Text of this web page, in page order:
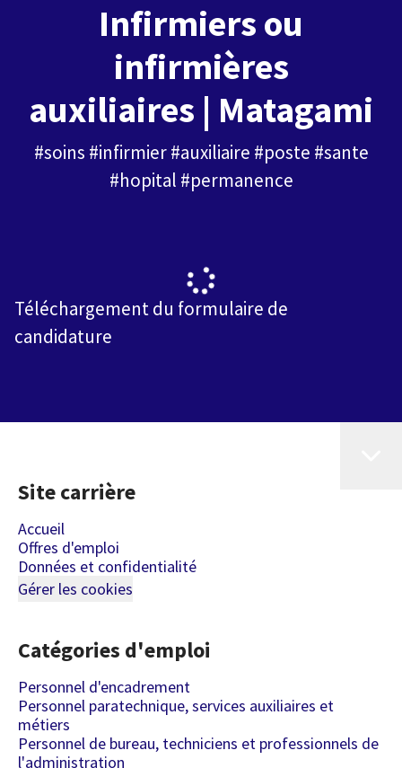
Infirmiers ou
infirmières
auxiliaires | Matagami
#soins #infirmier #auxiliaire #poste #sante
#hopital #permanence
Téléchargement du formulaire de
candidature
Site carrière
Accueil
Offres d'emploi
Données et confidentialité
Gérer les cookies
Catégories d'emploi
Personnel d'encadrement
Personnel paratechnique, services auxiliaires et
métiers
Personnel de bureau, techniciens et professionnels de
l'administration